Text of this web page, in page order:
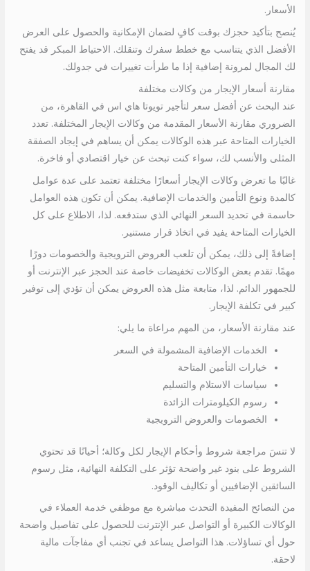
الأسعار.
يُنصح بتأكيد حجزك بوقت كافٍ لضمان الإمكانية والحصول على العرض
الأفضل الذي يتناسب مع خطط سفرك وتنقلك. الاحتياط المبكر قد يفتح
لك المجال لمرونة إضافية إذا ما طرأت تغييرات في جدولك.
مقارنة أسعار الإيجار من وكالات مختلفة
عند البحث عن أفضل سعر لتأجير تويوتا هاي اس في القاهرة، من
الضروري مقارنة الأسعار المقدمة من وكالات الإيجار المختلفة. تعدد
الخيارات المتاحة عبر هذه الوكالات يمكن أن يساهم في إيجاد الصفقة
المثلى والأنسب لك، سواء كنت تبحث عن خيار اقتصادي أو فاخرة.
غالبًا ما تعرض وكالات الإيجار أسعارًا مختلفة تعتمد على عدة عوامل
كالمدة ونوع التأمين والخدمات الإضافية. يمكن أن تكون هذه العوامل
حاسمة في تحديد السعر النهائي الذي ستدفعه. لذا، الاطلاع على كل
الخيارات المتاحة يفيد في اتخاذ قرار مستنير.
إضافةً إلى ذلك، يمكن أن تلعب العروض الترويجية والخصومات دورًا
مهمًا. تقدم بعض الوكالات تخفيضات خاصة عند الحجز عبر الإنترنت أو
للجمهور الدائم. لذا، متابعة مثل هذه العروض يمكن أن تؤدي إلى توفير
كبير في تكلفة الإيجار.
عند مقارنة الأسعار، من المهم مراعاة ما يلي:
الخدمات الإضافية المشمولة في السعر
خيارات التأمين المتاحة
سياسات الاستلام والتسليم
رسوم الكيلومترات الزائدة
الخصومات والعروض الترويجية
لا تنسَ مراجعة شروط وأحكام الإيجار لكل وكالة؛ أحيانًا قد تحتوي
الشروط على بنود غير واضحة تؤثر على التكلفة النهائية، مثل رسوم
السائقين الإضافيين أو تكاليف الوقود.
من النصائح المفيدة التحدث مباشرة مع موظفي خدمة العملاء في
الوكالات الكبيرة أو التواصل عبر الإنترنت للحصول على تفاصيل واضحة
حول أي تساؤلات. هذا التواصل يساعد في تجنب أي مفاجآت مالية
لاحقة.